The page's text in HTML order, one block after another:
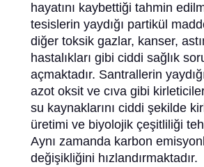
hayatını kaybettiği tahmin
tesislerin yaydığı partikül
diğer toksik gazlar, kanser,
hastalıkları gibi ciddi sağlık
açmaktadır. Santrallerin
azot oksit ve cıva gibi
su kaynaklarını ciddi şekilde
üretimi ve biyolojik çeşitliliği
Aynı zamanda karbon
değişikliğini hızlandırmaktadır.